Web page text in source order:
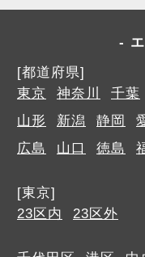
[都道府県]
東京
神奈川 千葉
山形
新潟 静岡
広島
山口 徳島
[東京]
23区内
23区外